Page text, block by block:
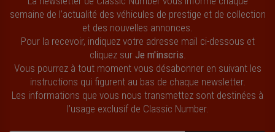
semaine de l’actualité des véhicules de prestige et de collection
et des nouvelles annonces.
Pour la recevoir, indiquez votre adresse mail ci-dessous et
cliquez sur Je m'inscris
Vous pourrez à tout moment vous désabonner en suivant les
instructions qui figurent au bas de chaque newsletter.
Les informations que vous nous transmettez sont destinées à
l’usage exclusif de Classic Number.